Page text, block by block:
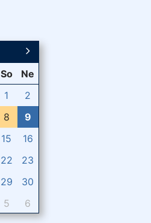
So
Ne
1
2
8
9
15
16
22
23
29
30
5 6